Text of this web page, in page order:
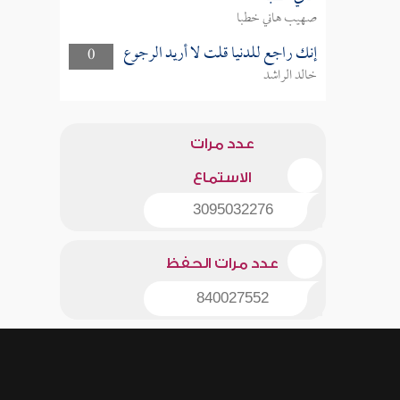
صهيب هاني خطبا
0
إنك راجع للدنيا قلت لا أريد الرجوع
خالد الراشد
عدد مرات
الاستماع
3095032276
عدد مرات الحفظ
840027552